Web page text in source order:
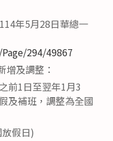
年5月28日華總一
294/49867
及調整：
前1日至翌年1月3
及補班，調整為全國
假日)